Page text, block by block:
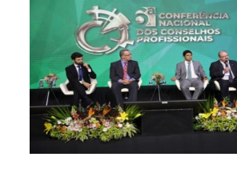
Conselhão